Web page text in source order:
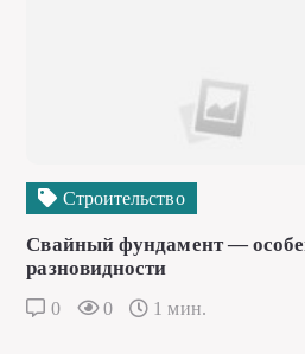
Строительство
Свайный фундамент —
разновидности
0 0 1 мин.